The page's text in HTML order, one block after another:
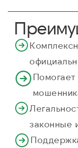
Помогает
законные